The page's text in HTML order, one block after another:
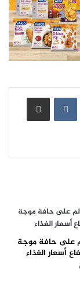
مشاركة عبر البريد
على حافة موجة
أسعار الغذاء